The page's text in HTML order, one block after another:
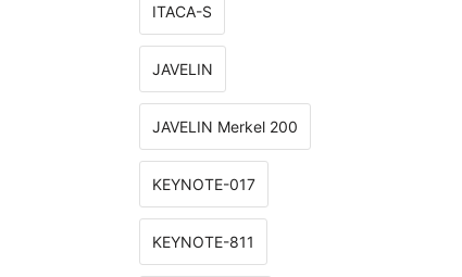
ITACA-S
JAVELIN
JAVELIN Merkel 200
KEYNOTE-017
KEYNOTE-811